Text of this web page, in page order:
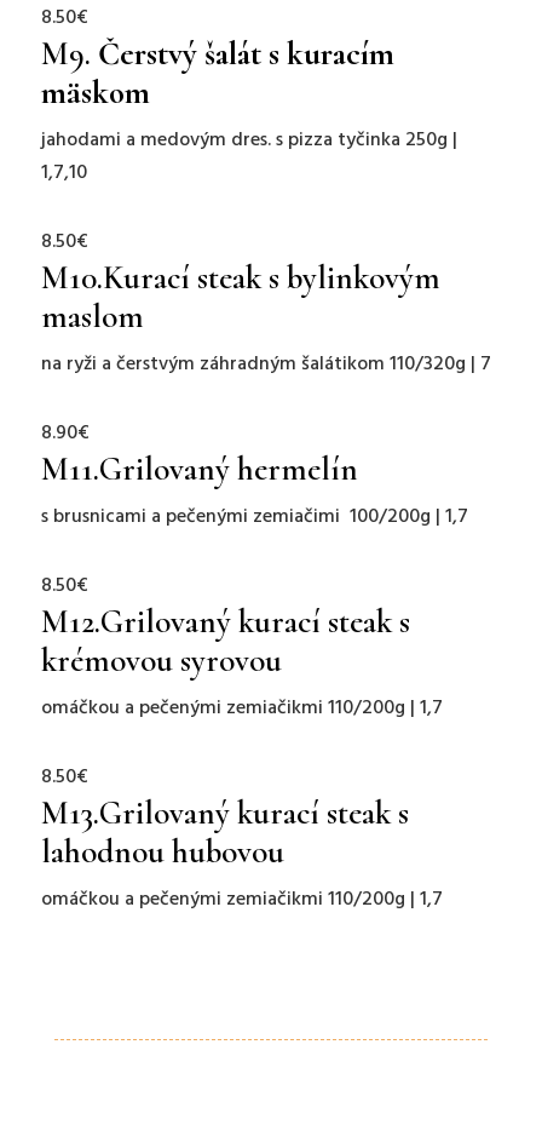
8.50€
M9. Čerstvý šalát s kuracím
mäskom
jahodami a medovým dres. s pizza tyčinka 250g |
1,7,10
8.50€
M10.Kurací steak s bylinkovým
maslom
na ryži a čerstvým záhradným šalátikom 110/320g | 7
8.90€
M11.Grilovaný hermelín
s brusnicami a pečenými zemiačimi 100/200g | 1,7
8.50€
M12.Grilovaný kurací steak s
krémovou syrovou
omáčkou a pečenými zemiačikmi110/200g | 1,7
8.50€
M13.Grilovaný kurací steak s
lahodnou hubovou
omáčkou a pečenými zemiačikmi110/200g | 1,7